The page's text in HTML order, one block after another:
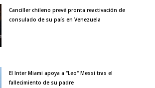
Canciller chileno prevé pronta reactivación de
consulado de su país en Venezuela
El Inter Miami apoya a "Leo" Messi tras el
fallecimiento de su padre